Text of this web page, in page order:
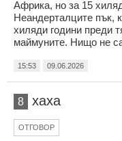
Африка, но за 15
Неандерталците пък,
хиляди години преди
маймуните. Нищо не
15:53 09.06.2026
8 хаха
ОТГОВОР